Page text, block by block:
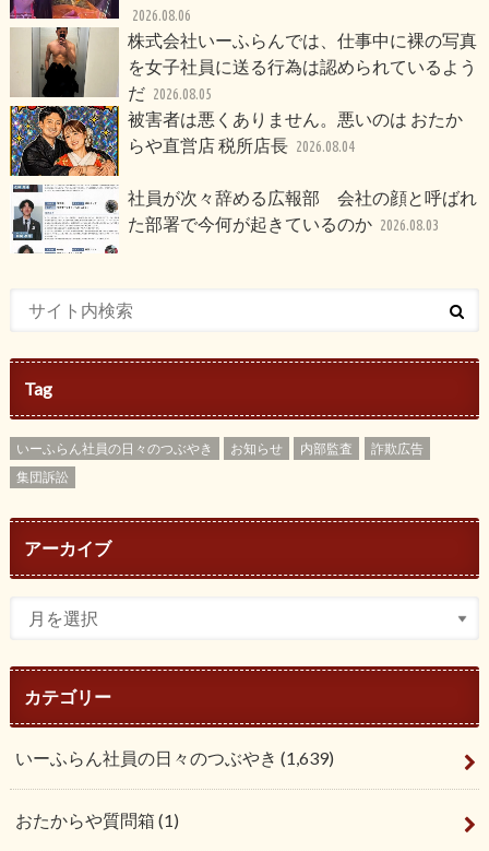
2026.08.06
株式会社いーふらんでは、仕事中に裸の写真
を女子社員に送る行為は認められているよう
だ 2026.08.05
被害者は悪くありません。悪いのは おたか
らや直営店 税所店長 2026.08.04
社員が次々辞める広報部 会社の顔と呼ばれ
た部署で今何が起きているのか 2026.08.03
Tag
いーふらん社員の日々のつぶやき お知らせ 内部監査
詐欺広告
集団訴訟
アーカイブ
カテゴリー
いーふらん社員の日々のつぶやき (1,639)
おたからや質問箱 (1)